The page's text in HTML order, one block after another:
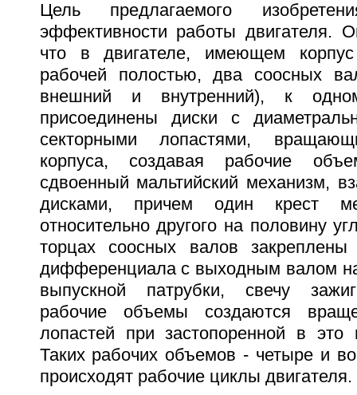
Цель предлагаемого
эффективности работы двигателя.
что в двигателе, имеющем
рабочей полостью, два соосных
внешний и внутренний), к
присоединены диски с
секторными лопастями,
корпуса, создавая рабочие
сдвоенный мальтийский механизм,
дисками, причем один крест
относительно другого на половину
торцах соосных валов
дифференциала с выходным валом
выпускной патрубки, свечу
рабочие объемы создаются
лопастей при застопоренной в это
Таких рабочих объемов - четыре и
происходят рабочие циклы двигателя.